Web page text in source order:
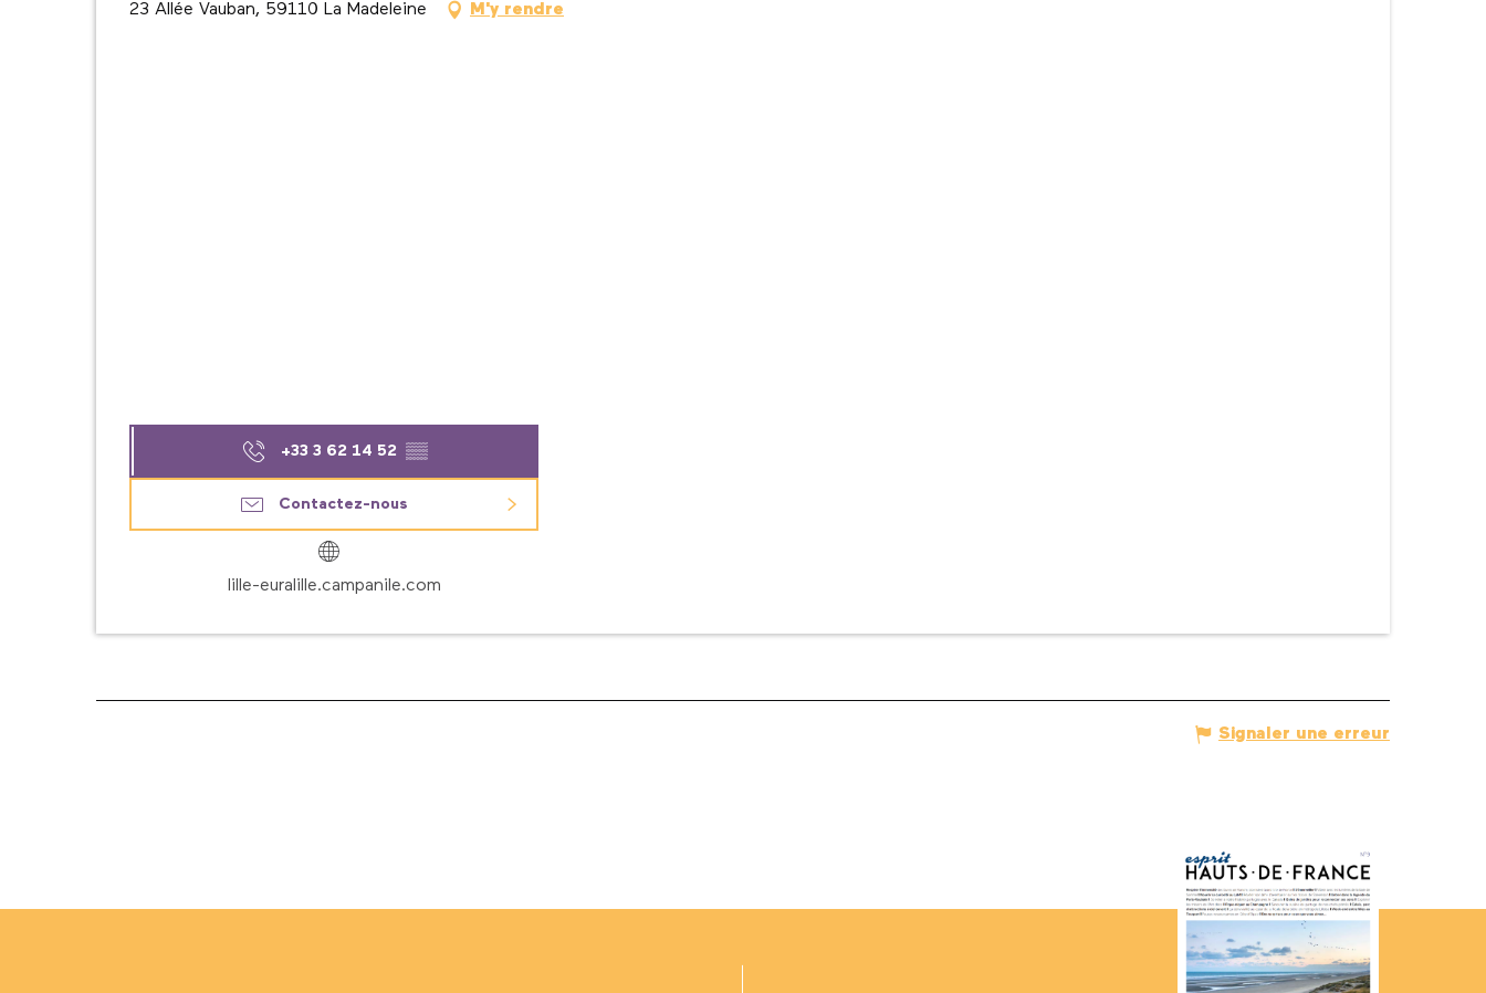
23 Allée Vauban, 59110 La Madeleine M'y rendre
+33 3 62 14 52 ▒▒
Contactez-nous
lille-euralille.campanile.com
Signaler une erreur